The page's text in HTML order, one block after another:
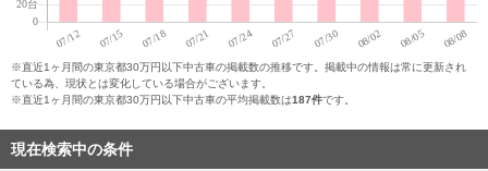
※直近1ヶ月間の東京都30万円以下中古車の掲載数の推移です。掲載中の情報は常に更新され
ている為、現状とは変化している場合がございます。
※直近1ヶ月間の東京都30万円以下中古車の平均掲載数は187件です。
現在検索中の条件